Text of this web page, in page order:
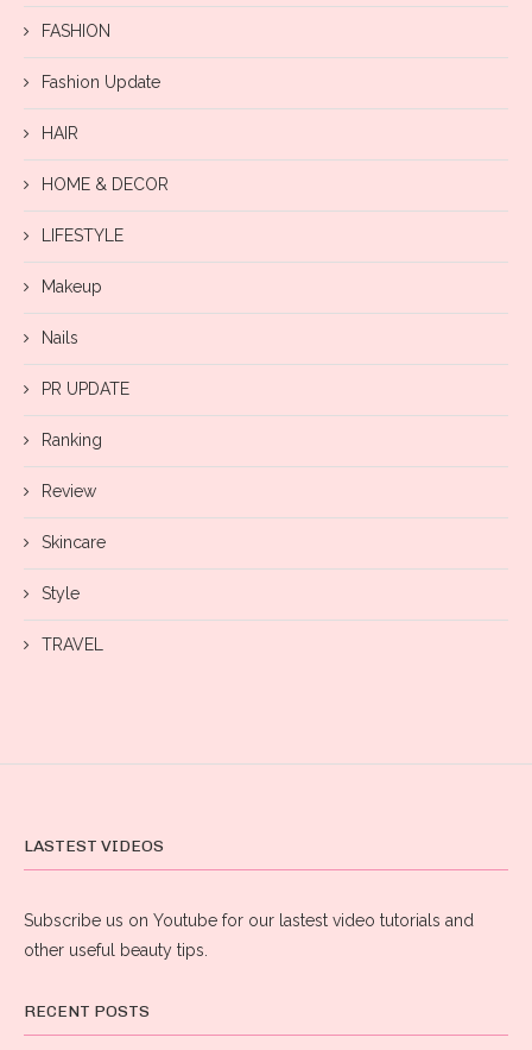
FASHION
Fashion Update
HAIR
HOME & DECOR
LIFESTYLE
Makeup
Nails
PR UPDATE
Ranking
Review
Skincare
Style
TRAVEL
LASTEST VIDEOS
Subscribe us on Youtube for our lastest video tutorials and
other useful beauty tips.
RECENT POSTS